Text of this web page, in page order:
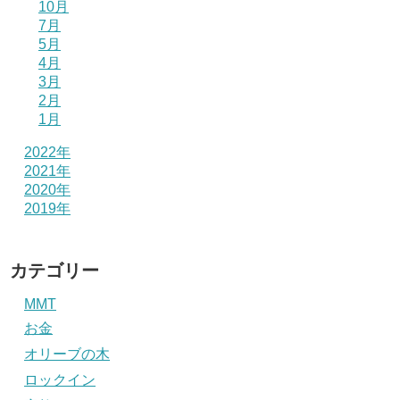
10月
7月
5月
4月
3月
2月
1月
2022年
2021年
2020年
2019年
カテゴリー
MMT
お金
オリーブの木
ロックイン